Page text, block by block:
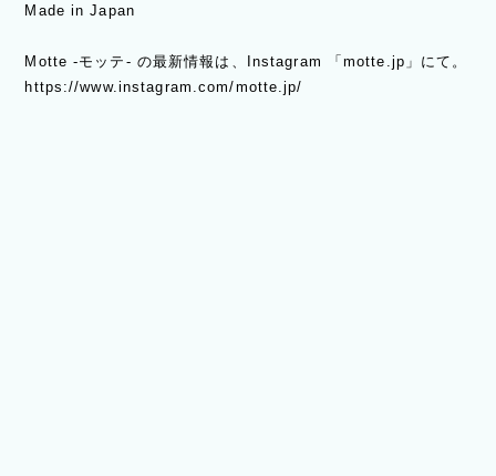
Made in Japan
Motte -モッテ- の最新情報は、Instagram 「motte.jp」にて。
https://www.instagram.com/motte.jp/